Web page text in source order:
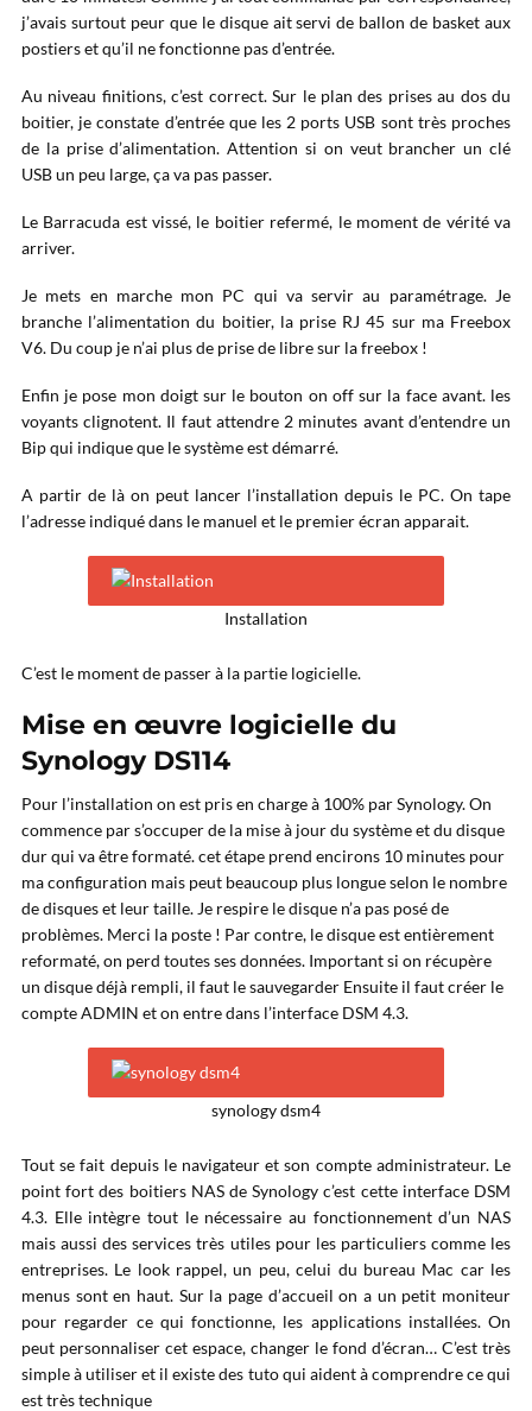
j’avais surtout peur que le disque ait servi de ballon de basket aux
postiers et qu’il ne fonctionne pas d’entrée.
Au niveau finitions, c’est correct. Sur le plan des prises au dos du
boitier, je constate d’entrée que les 2 ports USB sont très proches
de la prise d’alimentation. Attention si on veut brancher un clé
USB un peu large, ça va pas passer.
Le Barracuda est vissé, le boitier refermé, le moment de vérité va
arriver.
Je mets en marche mon PC qui va servir au paramétrage. Je
branche l’alimentation du boitier, la prise RJ 45 sur ma Freebox
V6. Du coup je n’ai plus de prise de libre sur la freebox !
Enfin je pose mon doigt sur le bouton on off sur la face avant. les
voyants clignotent. Il faut attendre 2 minutes avant d’entendre un
Bip qui indique que le système est démarré.
A partir de là on peut lancer l’installation depuis le PC. On tape
l’adresse indiqué dans le manuel et le premier écran apparait.
Installation
C’est le moment de passer à la partie logicielle.
Mise en œuvre logicielle du
Synology DS114
Pour l’installation on est pris en charge à 100% par Synology. On
commence par s’occuper de la mise à jour du système et du disque
dur qui va être formaté. cet étape prend encirons 10 minutes pour
ma configuration mais peut beaucoup plus longue selon le nombre
de disques et leur taille. Je respire le disque n’a pas posé de
problèmes. Merci la poste ! Par contre, le disque est entièrement
reformaté, on perd toutes ses données. Important si on récupère
un disque déjà rempli, il faut le sauvegarder Ensuite il faut créer le
compte ADMIN et on entre dans l’interface DSM 4.3.
synology dsm4
Tout se fait depuis le navigateur et son compte administrateur. Le
point fort des boitiers NAS de Synology c’est cette interface DSM
4.3. Elle intègre tout le nécessaire au fonctionnement d’un NAS
mais aussi des services très utiles pour les particuliers comme les
entreprises. Le look rappel, un peu, celui du bureau Mac car les
menus sont en haut. Sur la page d’accueil on a un petit moniteur
pour regarder ce qui fonctionne, les applications installées. On
peut personnaliser cet espace, changer le fond d’écran… C’est très
simple à utiliser et il existe des tuto qui aident à comprendre ce qui
est très technique